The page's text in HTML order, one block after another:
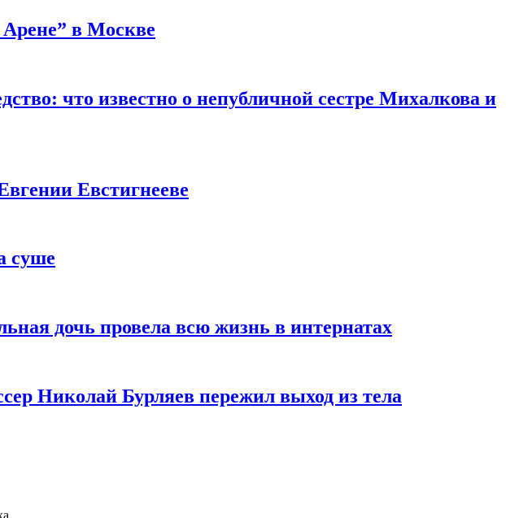
в Москве
что известно о непубличной сестре Михалкова и
Евстигнееве
суше
дочь провела всю жизнь в интернатах
Николай Бурляев пережил выход из тела